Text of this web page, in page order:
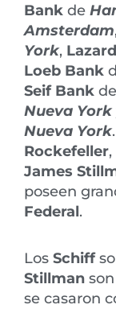
Bank de
Amsterdam
York,
Loeb Bank
Seif Bank de
Nueva York
Nueva York.
Rockefeller,
James
poseen
Federal.
Los Schiff
Stillman
se casaron